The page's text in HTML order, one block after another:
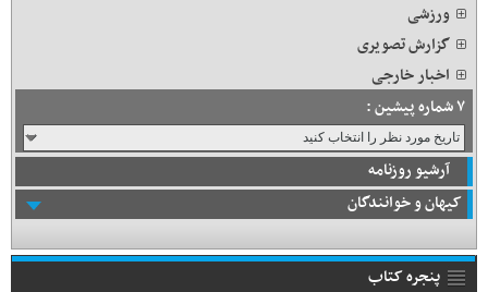
ورزشی
گزارش تصویری
اخبار خارجی
۷ شماره پیشین :
آرشیو روزنامه
کیهان و خوانندگان
پنجره کتاب